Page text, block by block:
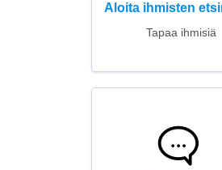
Aloita ihmisten
Tapaa ihmisiä